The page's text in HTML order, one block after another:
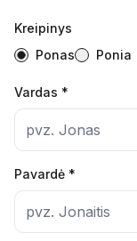
Kreipinys
Ponas
Ponia
Vardas *
Pavardė *